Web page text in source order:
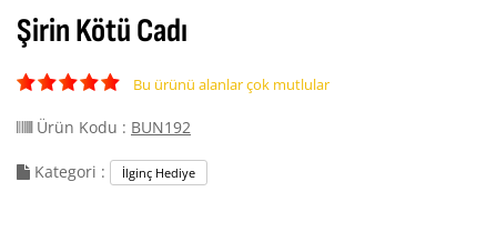
Şirin Kötü Cadı
Bu ürünü alanlar çok mutlular
Ürün Kodu : BUN192
Kategori : İlginç Hediye